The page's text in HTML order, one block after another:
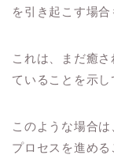
を引き起こす場合
これは、まだ癒
ていることを示し
このような場合
プロセスを進める